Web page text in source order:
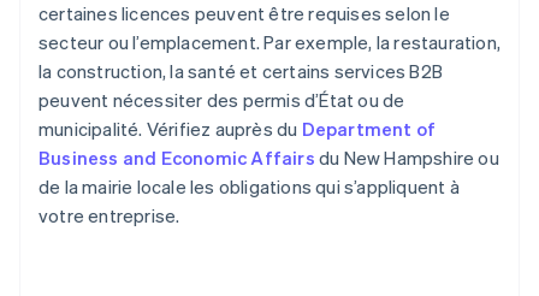
certaines licences peuvent être requises selon le
secteur ou l’emplacement. Par exemple, la restauration,
la construction, la santé et certains services B2B
peuvent nécessiter des permis d’État ou de
municipalité. Vérifiez auprès du Department of
Business and Economic Affairs du New Hampshire ou
de la mairie locale les obligations qui s’appliquent à
votre entreprise.